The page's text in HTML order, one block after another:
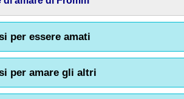
per essere amati
per amare gli altri